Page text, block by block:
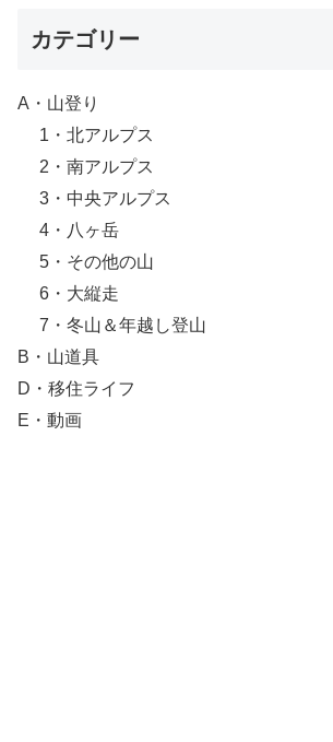
カテゴリー
A・山登り
1・北アルプス
2・南アルプス
3・中央アルプス
4・八ヶ岳
5・その他の山
6・大縦走
7・冬山＆年越し登山
B・山道具
D・移住ライフ
E・動画